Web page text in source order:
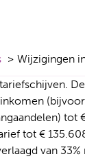
Wijzigingen
tot
tot €
van 33%